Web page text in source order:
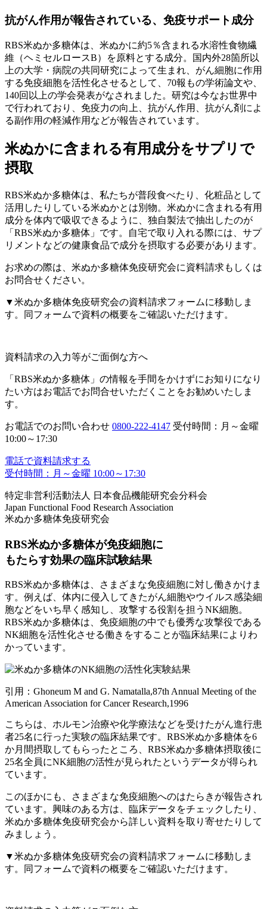
抗がん作用が報告されている、免疫サポート成分
RBS米ぬか多糖体は、 米ぬかに約5％含まれる水溶性食物繊
維（ヘミセルロースB）を原料とする成分。国内外28箇所以
上の大学・病院の共同研究によって生まれ、がん細胞に作用
する免疫細胞を活性化させるとして、70報もの学術論文や、
140回以上の学会発表がなされました。研究は今なお世界中
で行われており、 免疫力の向上、抗がん作用、抗がん剤によ
る副作用の軽減作用 などが報告されています。
米ぬかに含まれる有用成分をサプリで
摂取
RBS米ぬか多糖体は、私たちが普段食べたり、化粧品として
活用したりしている米ぬかとは別物。米ぬかに含まれる有用
成分を体内で吸収できるように、独自製法で抽出したのが
「RBS米ぬか多糖体」です。
自宅で取り入れる際には、サプ
リメントなどの健康食品で成分を摂取する必要があります。
お求めの際は、米ぬか多糖体免疫研究会に資料請求もしくは
お問合せください。
▼米ぬか多糖体免疫研究会の資料請求フォームに移動しま
す。同フォームで資料の概要をご確認いただけます。
資料請求の入力等がご面倒な方へ
「RBS米ぬか多糖体」の情報を手間をかけずにお知りになり
たい方はお電話でお問合せいただく ことをお勧めいたしま
す。
お電話でのお問い合わせ 0800-222-4147 受付時間：月～金曜
10:00～17:30
電話で資料請求する
受付時間：月～金曜 10:00～17:30
特定非営利活動法人 日本食品機能研究会分科会
Japan Functional Food Research Association
米ぬか多糖体免疫研究会
RBS米ぬか多糖体が免疫細胞に
もたらす効果の臨床試験結果
RBS米ぬか多糖体は、さまざまな免疫細胞に対し働きかけま
す。例えば、体内に侵入してきたがん細胞やウイルス感染細
胞などをいち早く感知し、攻撃する役割を担うNK細胞。
RBS米ぬか多糖体は、免疫細胞の中でも優秀な攻撃役である
NK細胞を活性化させる働き をすることが臨床結果によりわ
かっています。
引用：Ghoneum M and G. Namatalla,87th Annual Meeting of the
American Association for Cancer Research,1996
こちらは、ホルモン治療や化学療法などを受けたがん進行患
者25名に行った実験の臨床結果です。RBS米ぬか多糖体を6
か月間摂取してもらったところ、 RBS米ぬか多糖体摂取後に
25名全員にNK細胞の活性が見られた というデータが得られ
ています。
このほかにも、さまざまな免疫細胞へのはたらきが報告され
ています。興味のある方は、臨床データをチェックしたり、
米ぬか多糖体免疫研究会から詳しい資料を取り寄せたりして
みましょう。
▼米ぬか多糖体免疫研究会の資料請求フォームに移動しま
す。同フォームで資料の概要をご確認いただけます。